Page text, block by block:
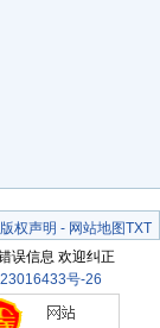
版权声明 - 网站地图TXT
误信息 欢迎纠正
号-26